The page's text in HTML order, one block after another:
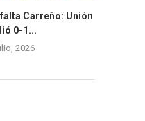
Carreño: Unión
0-1...
2026